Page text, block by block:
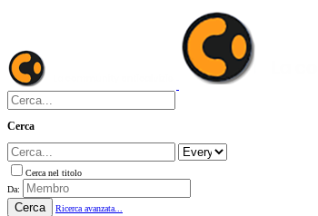
Cerca
Cerca nel titolo
Da:
Cerca Ricerca avanzata...